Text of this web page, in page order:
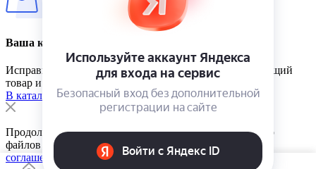
Ваша корзина пуста
Исправить это просто: выберите в каталоге интересующий
товар и нажмите кнопку «В корзину»
В каталог
Продолжая использовать сайт, вы соглашаетесь на сбор
файлов cookie в соответствии с
Пользовательским
соглашением